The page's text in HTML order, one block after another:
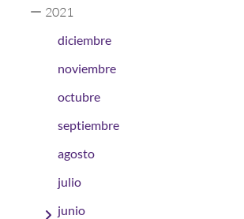
2021
diciembre
noviembre
octubre
septiembre
agosto
julio
junio